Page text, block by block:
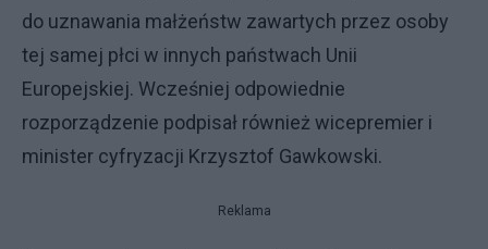
do uznawania małżeństw zawartych przez osoby
tej samej płci w innych państwach Unii
Europejskiej. Wcześniej odpowiednie
rozporządzenie podpisał również wicepremier i
minister cyfryzacji Krzysztof Gawkowski.
Reklama